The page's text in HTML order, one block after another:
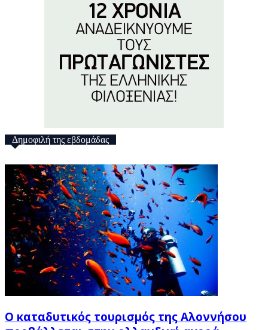
Δημοφιλή της εβδομάδας
Ο καταδυτικός τουρισμός της Αλοννήσου